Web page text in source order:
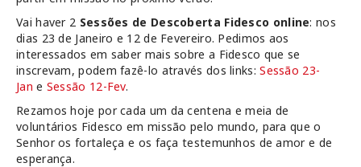
Vai haver 2 Sessões de Descoberta Fidesco online: nos
dias 23 de Janeiro e 12 de Fevereiro. Pedimos aos
interessados em saber mais sobre a Fidesco que se
inscrevam, podem fazê-lo através dos links:Sessão 23-
Jane Sessão 12-Fev.
Rezamos hoje por cada um da centena e meia de
voluntários Fidesco em missão pelo mundo, para que o
Senhor os fortaleça e os faça testemunhos de amor e de
esperança.